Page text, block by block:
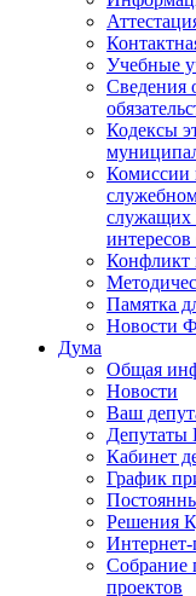
Учебные
Сведения
Кодексы
Комиссии
служащих
Конфликт
Памятка
Новости
Дума
Общая
Новости
Ваш
Депутаты
Кабинет
График
Решения
Собрание
проектов